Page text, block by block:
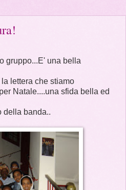
gruppo...E' una bella
lettera che stiamo
Natale....una sfida bella ed
della banda..